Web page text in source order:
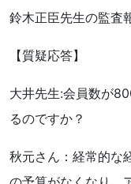
鈴木正臣先生の監査
【質疑応答】
大井先生:会員数が
るのですか？
秋元さん：経常的な